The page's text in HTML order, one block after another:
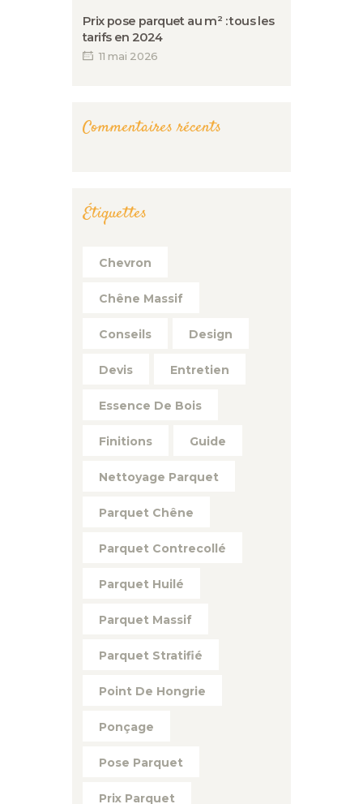
Prix pose parquet au m² : tous les
tarifs en 2024
11 mai 2026
Commentaires récents
Étiquettes
Chevron
Chêne Massif
Conseils Design
Devis Entretien
Essence De Bois
Finitions Guide
Nettoyage Parquet
Parquet Chêne
Parquet Contrecollé
Parquet Huilé
Parquet Massif
Parquet Stratifié
Point De Hongrie
Ponçage
Pose Parquet
Prix Parquet